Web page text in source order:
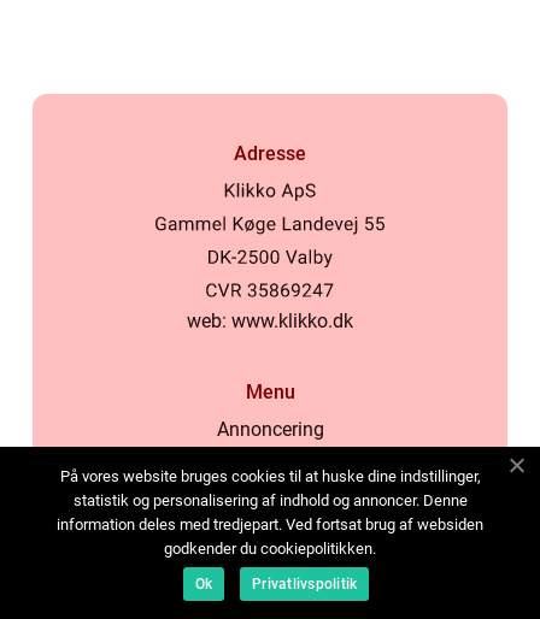
Adresse
web: www.klikko.dk
Menu
Annoncering
Cookies
Kontakt os
Sitemap
På vores website bruges cookies til at huske dine indstillinger,
statistik og personalisering af indhold og annoncer. Denne
information deles med tredjepart. Ved fortsat brug af websiden
godkender du cookiepolitikken.
Ok Privatlivspolitik